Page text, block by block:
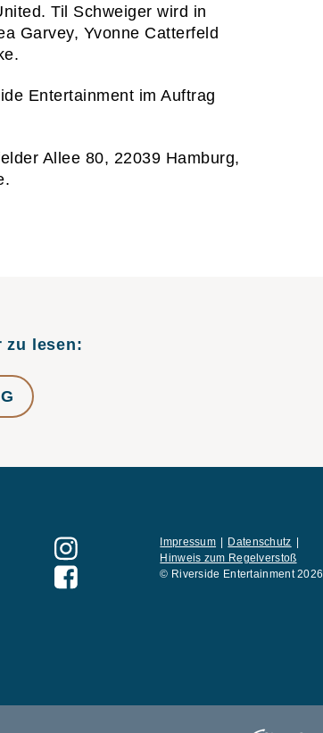
Til Schweiger wird in
Garvey, Yvonne Catterfeld
Entertainment im Auftrag
Allee 80, 22039 Hamburg,
zu lesen:
Impressum
Datenschutz
Hinweis zum Regelverstoß
© Riverside Entertainment 2026
WIR TUN